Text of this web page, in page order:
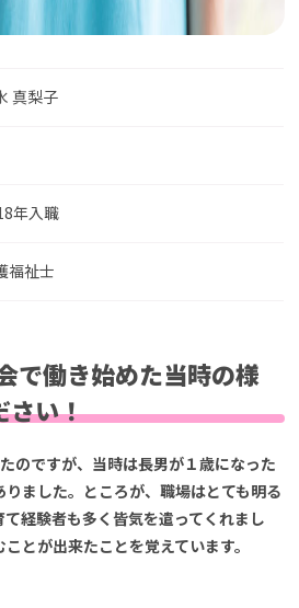
真梨子
年入職
福祉士
で働き始めた当時の様
さい！
のですが、当時は長男が１歳になった
ました。ところが、職場はとても明る
経験者も多く皆気を遣ってくれまし
とが出来たことを覚えています。